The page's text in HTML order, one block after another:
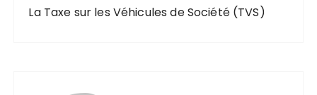
La Taxe sur les Véhicules de Société (TVS)